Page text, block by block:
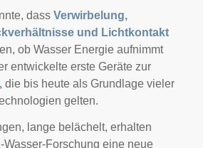
dass Verwirbelung,
und Lichtkontakt
ob Wasser Energie aufnimmt
entwickelte erste Geräte zur
, die bis heute als Grundlage vieler
gelten.
lange belächelt, erhalten
Forschung eine neue